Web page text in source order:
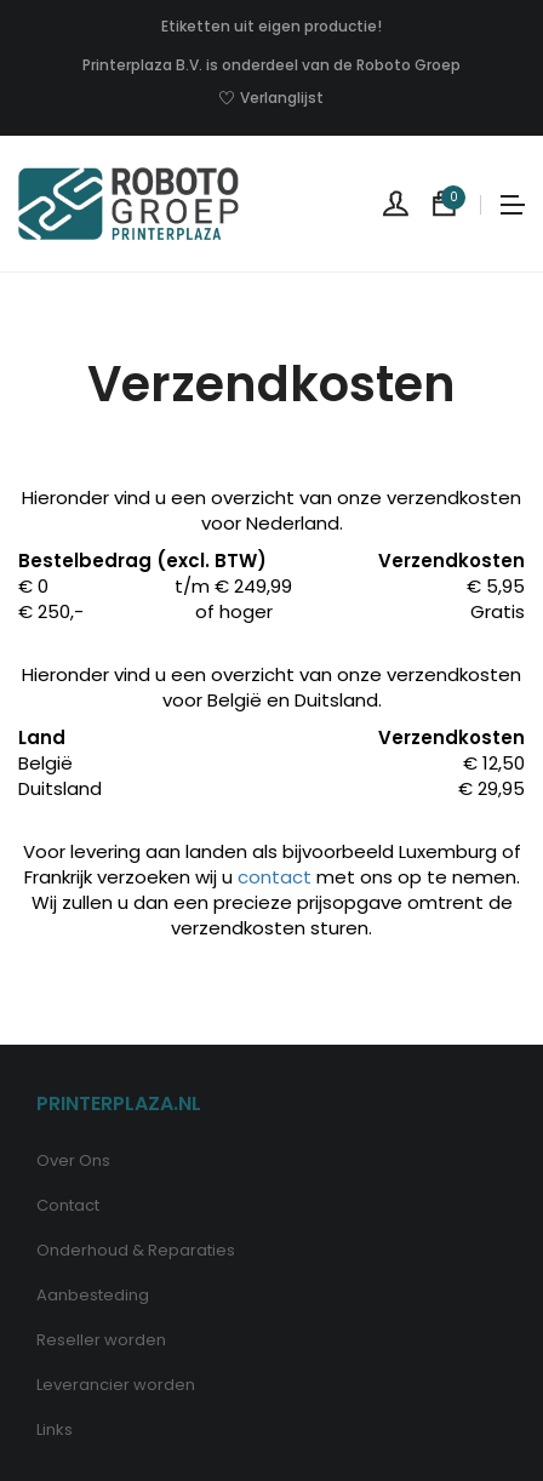
Etiketten uit eigen productie!
Printerplaza B.V. is onderdeel van de Roboto Groep
Verlanglijst
0
in
Verzendkosten
Hieronder vind u een overzicht van onze verzendkosten
voor Nederland.
Bestelbedrag (excl. BTW)
Verzendkosten
€ 0
t/m € 249,99
€ 5,95
€ 250,-
of hoger Gratis
Hieronder vind u een overzicht van onze verzendkosten
voor België en Duitsland.
Land
Verzendkosten
België
€ 12,50
Duitsland
€ 29,95
Voor levering aan landen als bijvoorbeeld Luxemburg of
Frankrijk verzoeken wij ucontact met ons op te nemen.
Wij zullen u dan een precieze prijsopgave omtrent de
verzendkosten sturen.
PRINTERPLAZA.NL
Over Ons
Contact
Onderhoud & Reparaties
Aanbesteding
Reseller worden
Leverancier worden
Links
Producten
zoeken ZOEKEN